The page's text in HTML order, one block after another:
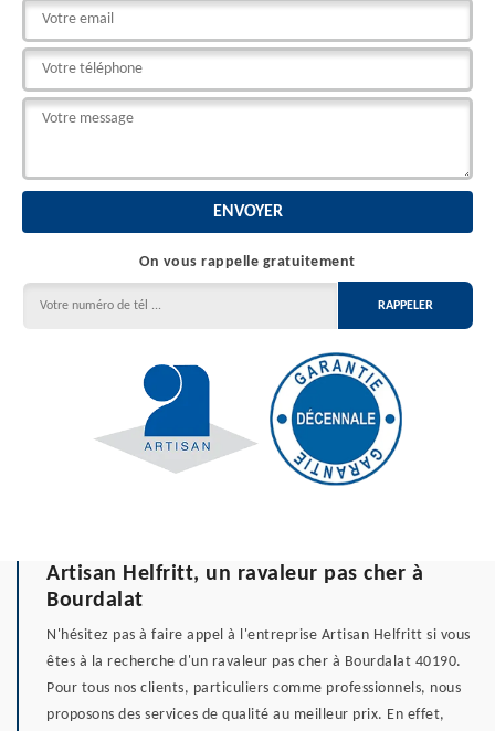
On vous rappelle gratuitement
Artisan Helfritt, un ravaleur pas cher à
Bourdalat
N'hésitez pas à faire appel à l'entreprise Artisan Helfritt si vous
êtes à la recherche d'un ravaleur pas cher à Bourdalat 40190.
Pour tous nos clients, particuliers comme professionnels, nous
proposons des services de qualité au meilleur prix. En effet,